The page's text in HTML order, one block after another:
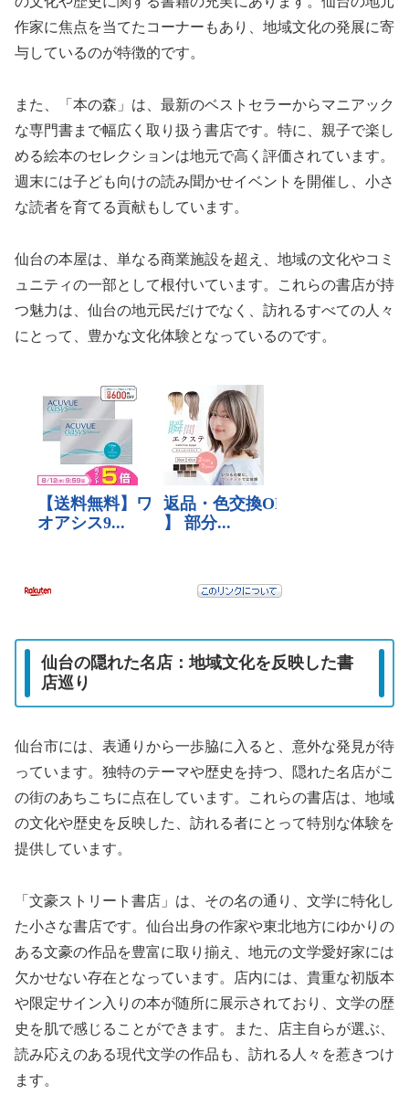
作家に焦点を当てたコーナーもあり、地域文化の発展に寄
与しているのが特徴的です。
また、「本の森」は、最新のベストセラーからマニアック
な専門書まで幅広く取り扱う書店です。特に、親子で楽し
める絵本のセレクションは地元で高く評価されています。
週末には子ども向けの読み聞かせイベントを開催し、小さ
な読者を育てる貢献もしています。
仙台の本屋は、単なる商業施設を超え、地域の文化やコミ
ュニティの一部として根付いています。これらの書店が持
つ魅力は、仙台の地元民だけでなく、訪れるすべての人々
にとって、豊かな文化体験となっているのです。
仙台の隠れた名店：地域文化を反映した書
店巡り
仙台市には、表通りから一歩脇に入ると、意外な発見が待
っています。独特のテーマや歴史を持つ、隠れた名店がこ
の街のあちこちに点在しています。これらの書店は、地域
の文化や歴史を反映した、訪れる者にとって特別な体験を
提供しています。
「文豪ストリート書店」は、その名の通り、文学に特化し
た小さな書店です。仙台出身の作家や東北地方にゆかりの
ある文豪の作品を豊富に取り揃え、地元の文学愛好家には
欠かせない存在となっています。店内には、貴重な初版本
や限定サイン入りの本が随所に展示されており、文学の歴
史を肌で感じることができます。また、店主自らが選ぶ、
読み応えのある現代文学の作品も、訪れる人々を惹きつけ
ます。